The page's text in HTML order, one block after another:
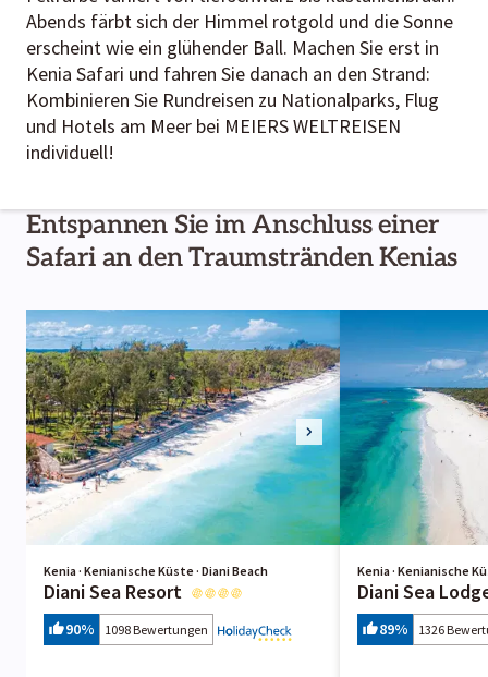
Abends färbt sich der Himmel rotgold und die Sonne
erscheint wie ein glühender Ball. Machen Sie erst in
Kenia Safari und fahren Sie danach an den Strand:
Kombinieren Sie Rundreisen zu Nationalparks, Flug
und Hotels am Meer bei MEIERS WELTREISEN
individuell!
Entspannen Sie im Anschluss einer
Safari an den Traumstränden Kenias
Kenia · Kenianische Küste · Diani Beach
Diani Sea Resort
90% 1098 Bewertungen
Kenia · Kenianische
Diani Sea
89% 1326